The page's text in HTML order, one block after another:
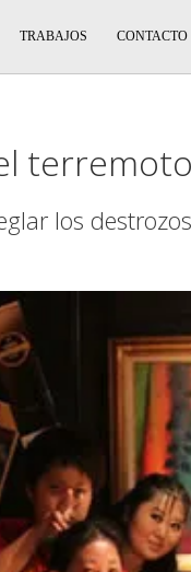
TRABAJOS CONTACTO
terremoto
los